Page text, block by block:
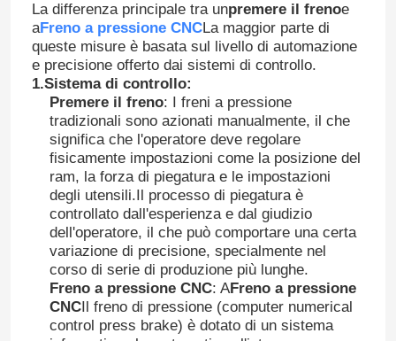
La differenza principale tra unpremere il frenoe
aFreno a pressione CNCLa maggior parte di
queste misure è basata sul livello di automazione
e precisione offerto dai sistemi di controllo.
1.Sistema di controllo:
Premere il freno: I freni a pressione
tradizionali sono azionati manualmente, il che
significa che l'operatore deve regolare
fisicamente impostazioni come la posizione del
ram, la forza di piegatura e le impostazioni
degli utensili.Il processo di piegatura è
controllato dall'esperienza e dal giudizio
dell'operatore, il che può comportare una certa
variazione di precisione, specialmente nel
corso di serie di produzione più lunghe.
Freno a pressione CNC: AFreno a pressione
CNCIl freno di pressione (computer numerical
control press brake) è dotato di un sistema